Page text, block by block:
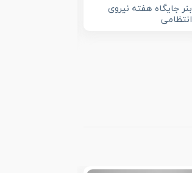
بنر جایگاه هفته نیروی
انتظامی